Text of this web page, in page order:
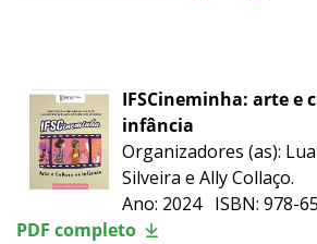
IFSCineminha: arte e
infância
Organizadores (as):
Silveira e Ally Collaço.
Ano: 2024 ISBN: 978-
PDF completo